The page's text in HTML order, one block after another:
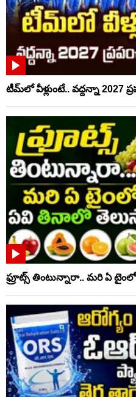
టీమ్‌లో వీళ్లుంటే.. వద్దన్నా 2027
ఫ్రూట్స్‌ తింటున్నారా.. మరి ఏ